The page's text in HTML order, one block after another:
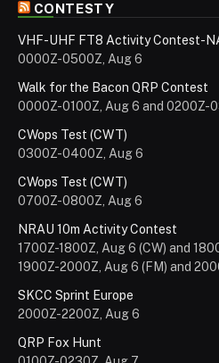
CONTESTY
VHF-UHF FT8 Activity Contest-
0000Z-0500Z, Aug 6
Walk for the Bacon QRP Contest
0000Z-0100Z, Aug 6 and 0200Z-
CWops Test (CWT)
0300Z-0400Z, Aug 6
CWops Test (CWT)
0700Z-0800Z, Aug 6
NRAU 10m Activity Contest
1700Z-1800Z, Aug 6 (CW) and
1900Z-2000Z, Aug 6 (FM) and
SKCC Sprint Europe
2000Z-2200Z, Aug 6
QRP Fox Hunt